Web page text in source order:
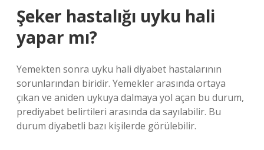
Şeker hastalığı uyku hali
yapar mı?
Yemekten sonra uyku hali diyabet hastalarının
sorunlarından biridir. Yemekler arasında ortaya
çıkan ve aniden uykuya dalmaya yol açan bu durum,
prediyabet belirtileri arasında da sayılabilir. Bu
durum diyabetli bazı kişilerde görülebilir.